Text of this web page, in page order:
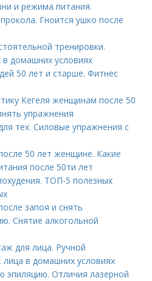
и режима питания.
Гноится ушко после
тренировки.
домашних условиях
50 лет и старше. Фитнес
Кегеля женщинам после 50
упражнения
тех. Силовые упражнения с
50 лет женщине. Какие
после 50ти лет
ТОП-5 полезных
запоя и снять
Снятие алкогольной
для лица. Ручной
в домашних условиях
эпиляцию. Отличия лазерной